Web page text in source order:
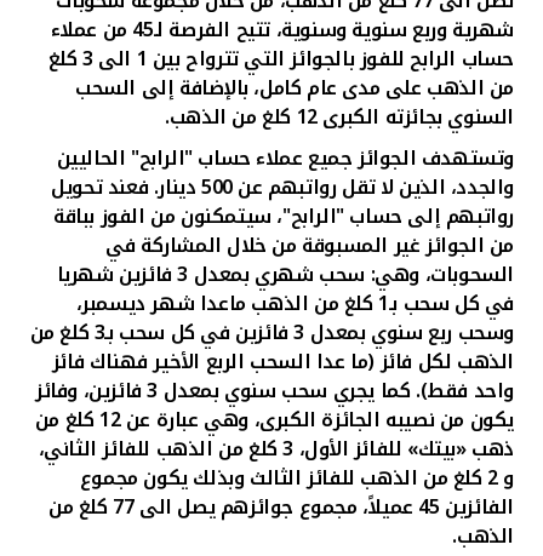
ماليزيا
تركيا
مصر
المملكة المتحدة
مملكة البحرين
شهرية وربع سنوية وسنوية، تتيح الفرصة لـ45من عملاء
حساب الرابح للفوز بالجوائز التي تترواح بين 1 الى 3 كلغ
من الذهب على مدى عام كامل، بالإضافة إلى السحب
السنوي بجائزته الكبرى 12 كلغ من الذهب.
وتستهدف الجوائز جميع عملاء حساب "الرابح" الحاليين
والجدد، الذين لا تقل رواتبهم عن 500 دينار. فعند تحويل
رواتبهم إلى حساب "الرابح"، سيتمكنون من الفوز بباقة
من الجوائز غير المسبوقة من خلال المشاركة في
السحوبات، وهي: سحب شهري بمعدل 3 فائزين شهريا
في كل سحب بـ1 كلغ من الذهب ماعدا شهر ديسمبر،
وسحب ربع سنوي بمعدل 3 فائزين في كل سحب بـ3 كلغ من
الذهب لكل فائز (ما عدا السحب الربع الأخير فهناك فائز
واحد فقط). كما يجري سحب سنوي بمعدل 3 فائزين، وفائز
يكون من نصيبه الجائزة الكبرى، وهي عبارة عن 12 كلغ من
ذهب «بيتك» للفائز الأول، 3 كلغ من الذهب للفائز الثاني،
و 2 كلغ من الذهب للفائز الثالث وبذلك يكون مجموع
الفائزين 45 عميلاً، مجموع جوائزهم يصل الى 77 كلغ من
الذهب.